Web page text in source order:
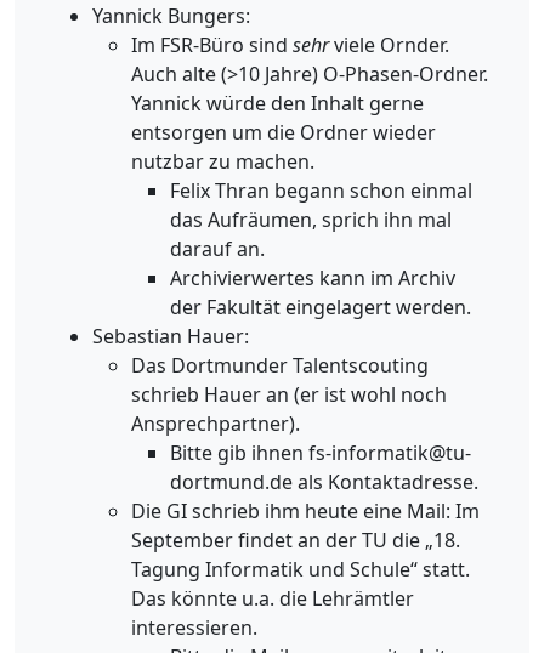
Yannick Bungers:
Im FSR-Büro sind sehrviele Ornder.
Auch alte (>10 Jahre) O-Phasen-Ordner.
Yannick würde den Inhalt gerne
entsorgen um die Ordner wieder
nutzbar zu machen.
Felix Thran begann schon einmal
das Aufräumen, sprich ihn mal
darauf an.
Archivierwertes kann im Archiv
der Fakultät eingelagert werden.
Sebastian Hauer:
Das Dortmunder Talentscouting
schrieb Hauer an (er ist wohl noch
Ansprechpartner).
Bitte gib ihnen fs-informatik@tu-
dortmund.de als Kontaktadresse.
Die GI schrieb ihm heute eine Mail: Im
September findet an der TU die „18.
Tagung Informatik und Schule“ statt.
Das könnte u.a. die Lehrämtler
interessieren.